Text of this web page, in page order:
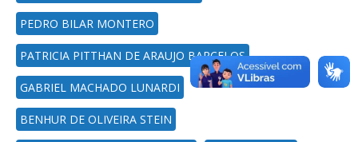
PEDRO BILAR MONTERO
PATRICIA PITTHAN DE ARAUJO BARCELOS
GABRIEL MACHADO LUNARDI
BENHUR DE OLIVEIRA STEIN